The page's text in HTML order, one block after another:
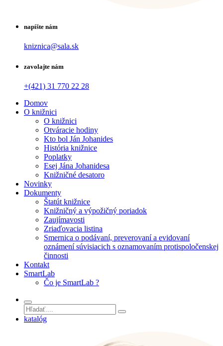
napíšte nám
kniznica@sala.sk
zavolajte nám
+(421) 31 770 22 28
Domov
O knižnici
O knižnici
Otváracie hodiny
Kto bol Ján Johanides
História knižnice
Poplatky
Esej Jána Johanidesa
Knižničné desatoro
Novinky
Dokumenty
Štatút knižnice
Knižničný a výpožičný poriadok
Zaujímavosti
Zriaďovacia listina
Smernica o podávaní, preverovaní a evidovaní
oznámení súvisiacich s oznamovaním protispoločenskej
činnosti
Kontakt
SmartLab
Čo je SmartLab ?
katalóg